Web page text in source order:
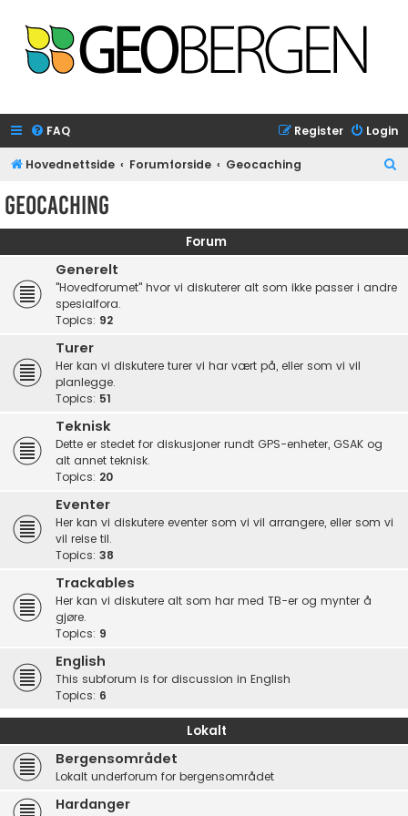
FAQ Login
Register
Hovednettside Forumforside Geocaching
c
Geocaching
Forum
Generelt
"Hovedforumet" hvor vi diskuterer alt som ikke passer i andre
spesialfora.
Topics: 92
Turer
Her kan vi diskutere turer vi har vært på, eller som vi vil
planlegge.
Topics: 51
Teknisk
Dette er stedet for diskusjoner rundt GPS-enheter, GSAK og
alt annet teknisk.
Topics: 20
Eventer
Her kan vi diskutere eventer som vi vil arrangere, eller som vi
vil reise til.
Topics: 38
Trackables
Her kan vi diskutere alt som har med TB-er og mynter å
gjøre.
Topics: 9
English
This subforum is for discussion in English
Topics: 6
Lokalt
Bergensområdet
Lokalt underforum for bergensområdet
Hardanger